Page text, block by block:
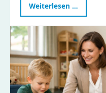
Weiterlesen …
des
Landtags
zu
Besuch
im
Haus
Liddy